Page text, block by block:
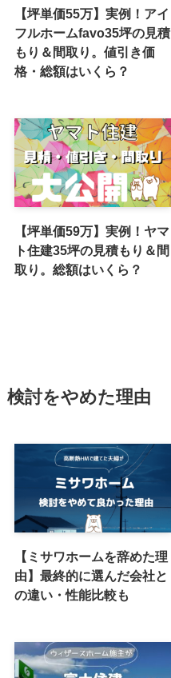
【坪単価55万】実例！アイ
フルホームfavo35坪の見積
もり＆間取り。値引き価
格・総額はいくら？
【坪単価59万】実例！ヤマ
ト住建35坪の見積もり＆間
取り。総額はいくら？
検討をやめた理由
【ミサワホームを辞めた理
由】最終的に選んだ会社と
の違い・性能比較も